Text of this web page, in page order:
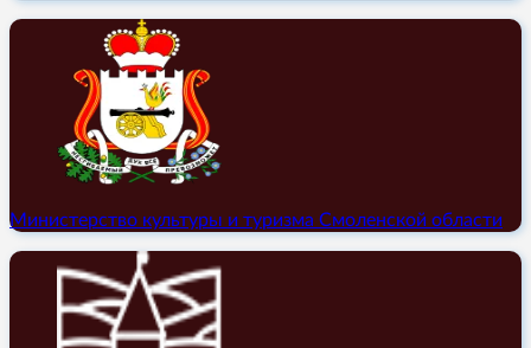
Министерство культуры и туризма Смоленской области